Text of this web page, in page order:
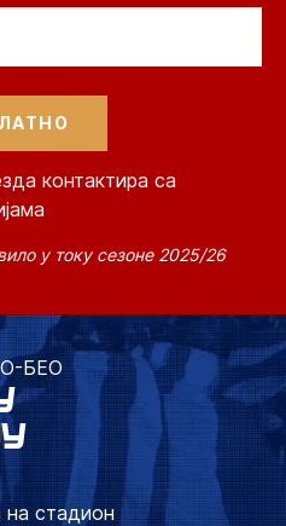
контактира са
у току сезоне 2025/26
БЕО
на стадион